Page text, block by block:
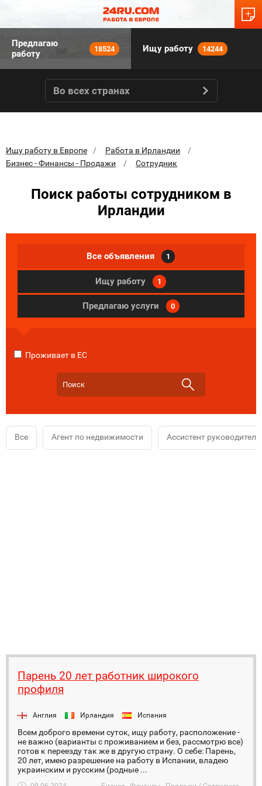
Предлагаю
работу
18524 Ищу работу 14244
Во всех странах
Ищу работу в Европе
Работа в Ирландии
Бизнес - Финансы - Продажи
Сотрудник
Поиск работы сотрудником в
Ирландии
Все объявления 1
Ищу работу 1
Предлагаю услуги 0
Проживает в ЕС
Все Агент по недвижимости Ассистент руководителя
Парень 20 лет работник широкого
профиля
Англия Ирландия Испания
Всем доброго времени суток, ищу работу, расположение -
не важно (варианты с проживанием и без, рассмотрю все)
готов к переезду так же в другую страну. О себе: Парень,
20 лет, имею разрешение на работу в Испании, владею
украинским и русским (родные ...